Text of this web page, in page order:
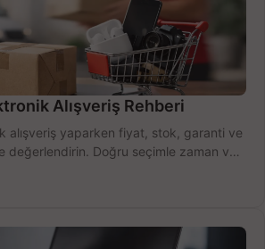
Alışveriş Rehberi
alışveriş yaparken fiyat, stok, garanti ve
değerlendirin. Doğru seçimle zaman ve